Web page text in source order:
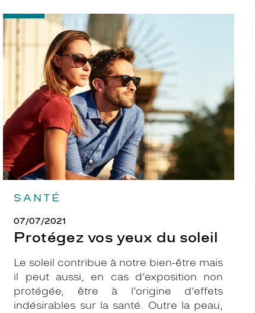
SANTÉ
07/07/2021
Protégez vos yeux du soleil
Le soleil contribue à notre bien-être mais
il peut aussi, en cas d’exposition non
protégée, être à l’origine d’effets
indésirables sur la santé. Outre la peau,
-
Protégez
vos
yeux
soleil